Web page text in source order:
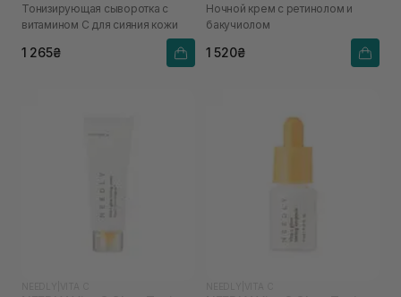
Тонизирующая сыворотка с
витамином С для сияния кожи
1 265₴
Cream 30 мл
Ночной крем с ретинолом и
бакучиолом
1 520₴